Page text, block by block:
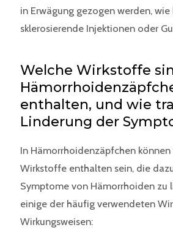
in Erwägung gezogen werden,
sklerosierende Injektionen oder
Welche Wirkstoffe
enthalten, und wie
Linderung der
In Hämorrhoidenzäpfchen
Wirkstoffe enthalten sein, die
Symptome von Hämorrhoiden zu
einige der häufig verwendeten
Wirkungsweisen: